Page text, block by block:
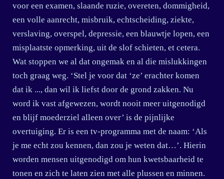
voor een examen, slaande ruzie, overeten, dommigheid,
een volle aanrecht, misbruik, echtscheiding, ziekte,
verslaving, overspel, depressie, een blauwtje lopen, een
misplaatste opmerking, uit de slof schieten, et cetera.
Wat stoppen we al dat ongemak en al die mislukkingen
toch graag weg. ‘Stel je voor dat ‘ze’ erachter komen
dat ik ..., dan wil ik liefst door de grond zakken. Nu
word ik vast afgewezen, wordt nooit meer uitgenodigd
en blijf moederziel alleen over’ is de pijnlijke
overtuiging. Er is een tv-programma met de naam: ‘Als
je me echt zou kennen, dan zou je weten dat…’. Hierin
worden mensen uitgenodigd om hun kwetsbaarheid te
tonen en zich te laten zien met alle plussen en minnen.